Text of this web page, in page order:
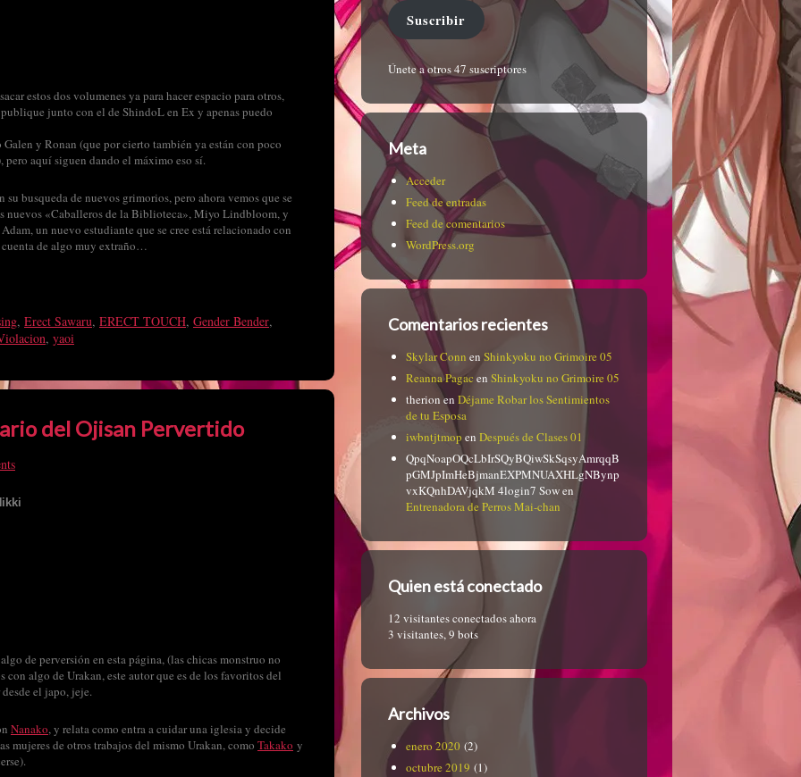
estos dos volumenes ya para hacer espacio para otros,
junto con el de ShindoL en Ex y apenas puedo
y Ronan (que por cierto también ya están con poco
aquí siguen dando el máximo eso sí.
busqueda de nuevos grimorios, pero ahora vemos que se
nuevos «Caballeros de la Biblioteca», Miyo Lindbloom, y
un nuevo estudiante que se cree está relacionado con
de algo muy extraño…
, Erect Sawaru, ERECT TOUCH, Gender Bender,
, yaoi
del Ojisan Pervertido
de perversión en esta página, (las chicas monstruo no
con algo de Urakan, este autor que es de los favoritos del
el japo, jeje.
Nanako, y relata como entra a cuidar una iglesia y decide
mujeres de otros trabajos del mismo Urakan, como Takako y
Suscribir
Únete a otros 47 suscriptores
Meta
Acceder
Feed de entradas
Feed de comentarios
WordPress.org
Comentarios recientes
Skylar Conn en Shinkyoku no Grimoire 05
Reanna Pagac en Shinkyoku no Grimoire 05
therionen Déjame Robar los Sentimientos
de tu Esposa
iwbntjtmop en Después de Clases 01
QpqNoapOQcLbIrSQyBQiwSkSqsyAmrqqB
pGMJpImHeBjmanEXPMNUAXHLgNBynp
vxKQnhDAVjqkM 4login7 Sowen
Entrenadora de Perros Mai-chan
Quien está conectado
12 visitantes conectados ahora
3 visitantes,9 bots
Archivos
enero 2020 (2)
octubre 2019 (1)